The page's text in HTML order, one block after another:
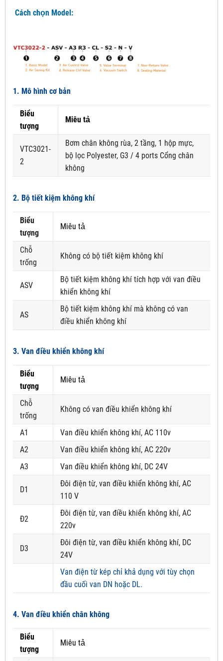
Cách chọn Model:
1. Mô hình cơ bản
Biểu
tượng
Miêu tả
VTC3021-
2
Bơm chân không rùa, 2 tầng, 1 hộp mực,
bộ lọc Polyester, G3 / 4 ports Cổng chân
không
2. Bộ tiết kiệm không khí
Biểu
tượng
Miêu tả
Chỗ
trống
Không có bộ tiết kiệm không khí
ASV
Bộ tiết kiệm không khí tích hợp với van điều
khiển không khí
AS
Bộ tiết kiệm không khí mà không có van
điều khiển không khí
3. Van điều khiển không khí
Biểu
tượng
Miêu tả
Chỗ
trống
Không có van điều khiển không khí
A1
Van điều khiển không khí, AC 110v
A2
Van điều khiển không khí, AC 220v
A3
Van điều khiển không khí, DC 24V
D1
Đôi điện từ, van điều khiển không khí, AC
110 V
Đ2
Đôi điện từ, van điều khiển không khí, AC
220v
D3
Đôi điện từ, van điều khiển không khí, DC
24V
Van điện từ kép chỉ khả dụng với tùy chọn
đầu cuối van DN hoặc DL.
4. Van điều khiển chân không
Biểu
tượng
Miêu tả